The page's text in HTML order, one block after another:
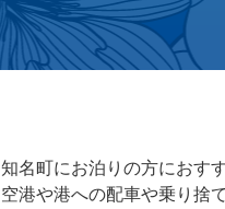
知名町にお泊りの方におす
空港や港への配車や乗り捨